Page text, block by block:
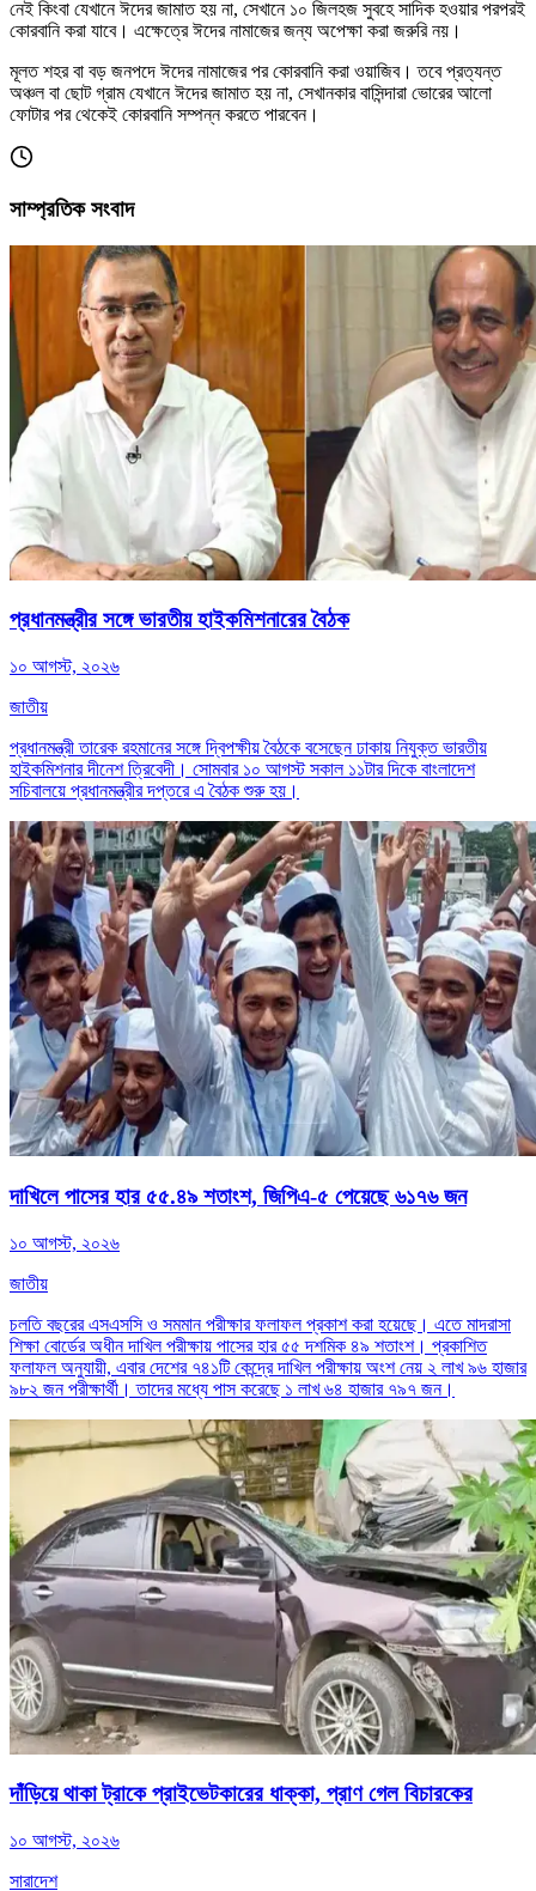
নেই কিংবা যেখানে ঈদের জামাত হয় না, সেখানে ১০ জিলহজ সুবহে সাদিক হওয়ার পরপরই
কোরবানি করা যাবে। এক্ষেত্রে ঈদের নামাজের জন্য অপেক্ষা করা জরুরি নয়।
মূলত শহর বা বড় জনপদে ঈদের নামাজের পর কোরবানি করা ওয়াজিব। তবে প্রত্যন্ত
অঞ্চল বা ছোট গ্রাম যেখানে ঈদের জামাত হয় না, সেখানকার বাসিন্দারা ভোরের আলো
ফোটার পর থেকেই কোরবানি সম্পন্ন করতে পারবেন।
সাম্প্রতিক সংবাদ
প্রধানমন্ত্রীর সঙ্গে ভারতীয় হাইকমিশনারের বৈঠক
১০ আগস্ট, ২০২৬
জাতীয়
প্রধানমন্ত্রী তারেক রহমানের সঙ্গে দ্বিপক্ষীয় বৈঠকে বসেছেন ঢাকায় নিযুক্ত ভারতীয়
হাইকমিশনার দীনেশ ত্রিবেদী। সোমবার ১০ আগস্ট সকাল ১১টার দিকে বাংলাদেশ
সচিবালয়ে প্রধানমন্ত্রীর দপ্তরে এ বৈঠক শুরু হয়।
দাখিলে পাসের হার ৫৫.৪৯ শতাংশ, জিপিএ-৫ পেয়েছে ৬১৭৬ জন
১০ আগস্ট, ২০২৬
জাতীয়
চলতি বছরের এসএসসি ও সমমান পরীক্ষার ফলাফল প্রকাশ করা হয়েছে। এতে মাদরাসা
শিক্ষা বোর্ডের অধীন দাখিল পরীক্ষায় পাসের হার ৫৫ দশমিক ৪৯ শতাংশ। প্রকাশিত
ফলাফল অনুযায়ী, এবার দেশের ৭৪১টি কেন্দ্রে দাখিল পরীক্ষায় অংশ নেয় ২ লাখ ৯৬ হাজার
৯৮২ জন পরীক্ষার্থী। তাদের মধ্যে পাস করেছে ১ লাখ ৬৪ হাজার ৭৯৭ জন।
দাঁড়িয়ে থাকা ট্রাকে প্রাইভেটকারের ধাক্কা, প্রাণ গেল বিচারকের
১০ আগস্ট, ২০২৬
সারাদেশ